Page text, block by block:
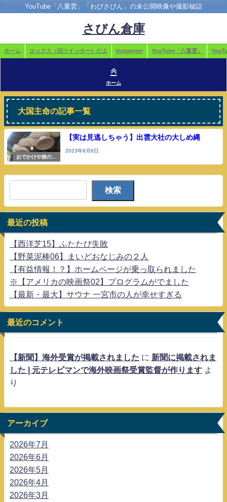
YouTube「八重雲」「わびさびん」の未公開映像や撮影秘話
さびん倉庫
ホーム エックス（旧ツイッター）だよ instagram YouTube「八重雲」
ホーム
大国主命の記事一覧
おでかけや旅の参
考
【実は見逃しちゃう】出雲大社の大しめ縄
2023年8月6日
検索
最近の投稿
【西洋芝15】ふたたび失敗
【野菜泥棒06】まいどおなじみの２人
【有益情報！？】ホームページが乗っ取られました
※【アメリカの映画祭02】プログラムがでました
【最新・最大】サウナ 一宮市の人が幸せすぎる
最近のコメント
【新聞】海外受賞が掲載されました に 新聞に掲載されま
した | 元テレビマンで海外映画祭受賞監督が作ります よ
り
アーカイブ
2026年7月
2026年6月
2026年5月
2026年4月
2026年3月